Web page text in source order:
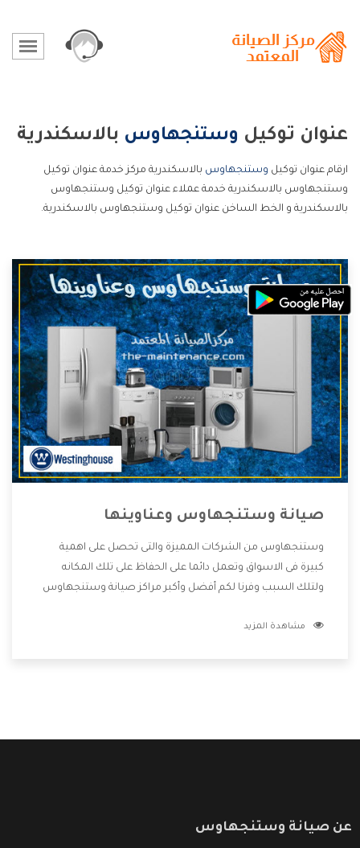
عنوان توكيل وستنجهاوس بالاسكندرية
ارقام عنوان توكيل وستنجهاوس بالاسكندرية مركز خدمة عنوان توكيل
وستنجهاوس بالاسكندرية خدمة عملاء عنوان توكيل وستنجهاوس
بالاسكندرية و الخط الساخن عنوان توكيل وستنجهاوس بالاسكندرية.
صيانة وستنجهاوس وعناوينها
وستنجهاوس من الشركات المميزة والتى تحصل على اهمية
كبيرة فى الاسواق وتعمل دائما على الحفاظ على تلك المكانه
ولتلك السبب وفرنا لكم أفضل وأكبر مراكز صيانة وستنجهاوس
بتصليح جميع المنتجات دون اى ازعاج كما أننا نهتم بكل ما يحتاجه
مشاهدة المزيد
عن صيانة وستنجهاوس